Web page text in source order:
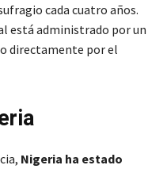
cada cuatro años.
está administrado por un
directamente por el
Nigeria ha estado